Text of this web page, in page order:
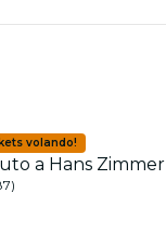
volando!
a Hans Zimmer